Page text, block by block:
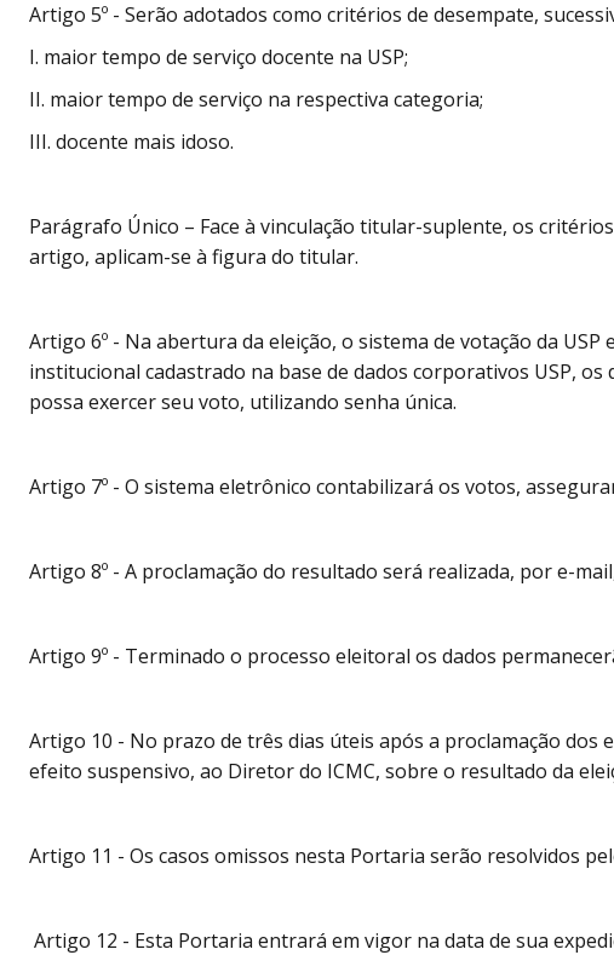
Artigo 5º - Serão adotados como critérios de desempate,
I. maior tempo de serviço docente na USP;
II. maior tempo de serviço na respectiva categoria;
III. docente mais idoso.
Parágrafo Único – Face à vinculação titular-suplente, os
artigo, aplicam-se à figura do titular.
Artigo 6º - Na abertura da eleição, o sistema de votação da
institucional cadastrado na base de dados corporativos USP,
possa exercer seu voto, utilizando senha única.
Artigo 7º - O sistema eletrônico contabilizará os votos,
Artigo 8º - A proclamação do resultado será realizada, por e-
Artigo 9º - Terminado o processo eleitoral os dados
Artigo 10 - No prazo de três dias úteis após a proclamação dos
efeito suspensivo, ao Diretor do ICMC, sobre o resultado da
Artigo 11 - Os casos omissos nesta Portaria serão resolvidos
Artigo 12 - Esta Portaria entrará em vigor na data de sua